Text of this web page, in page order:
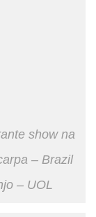
show na
– Brazil
– UOL